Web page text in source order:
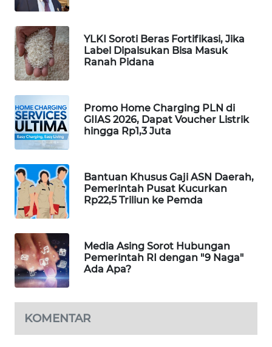
YLKI Soroti Beras Fortifikasi, Jika
Label Dipalsukan Bisa Masuk
Ranah Pidana
Promo Home Charging PLN di
GIIAS 2026, Dapat Voucher Listrik
hingga Rp1,3 Juta
Bantuan Khusus Gaji ASN Daerah,
Pemerintah Pusat Kucurkan
Rp22,5 Triliun ke Pemda
Media Asing Sorot Hubungan
Pemerintah RI dengan "9 Naga"
Ada Apa?
KOMENTAR
LKKI
KOPEKLIN
FORWAMKI
ALPERKLINAS
FORJASIDA
NEWS
SITUNGIR
NEWS
SIDIKALANG